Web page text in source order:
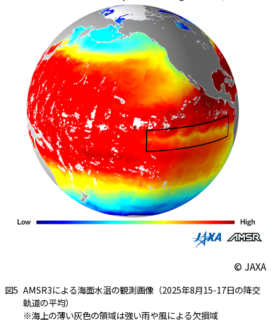
© JAXA
図5 AMSR3による海面水温の観測画像（2025年8月15-17日の降交
軌道の平均）
※海上の薄い灰色の領域は強い雨や風による欠損域